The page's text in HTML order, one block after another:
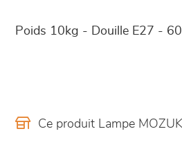
Poids 10kg - Douille E27 -
Ce produit Lampe